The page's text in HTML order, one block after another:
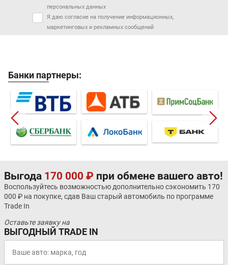
персональных данных
Я даю согласие на получение информационных,
маркетинговых и рекламных сообщений
Банки партнеры:
Выгода 170 000 ₽ при обмене вашего авто!
Воспользуйтесь возможностью дополнительно сэкономить 170
000 ₽ на покупке, сдав Ваш старый автомобиль по программе
Trade In
Оставьте заявку на
ВЫГОДНЫЙ TRADE IN